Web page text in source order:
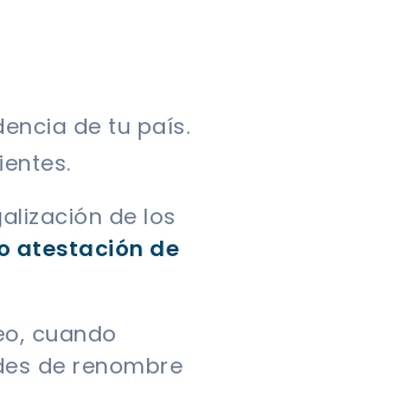
de tu país.
de los
atestación de
cuando
de renombre